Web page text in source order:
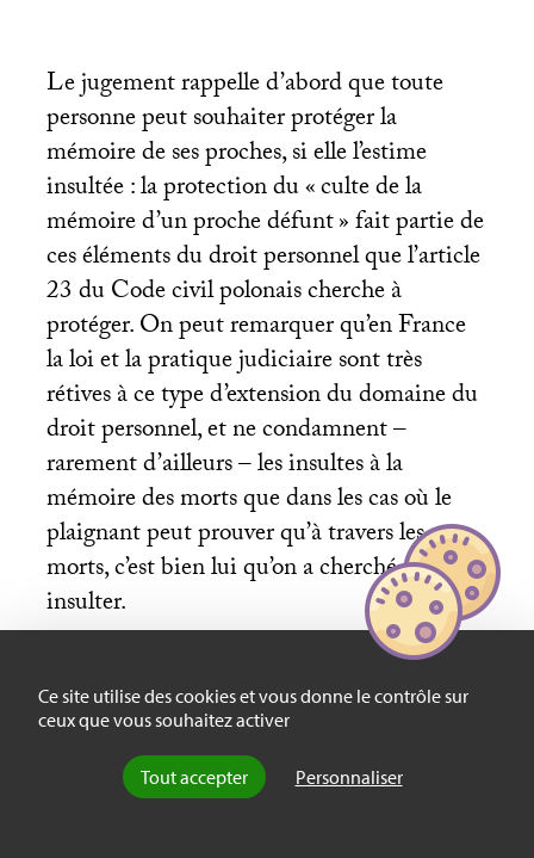
Ce site utilise des cookies et vous donne le contrôle sur
ceux que vous souhaitez activer
Tout accepter Personnaliser
Le jugement rappelle d’abord que toute
personne peut souhaiter protéger la
mémoire de ses proches, si elle l’estime
insultée : la protection du «culte de la
mémoire d’un proche défunt» fait partie de
ces éléments du droit personnel que l’article
23 du Code civil polonais cherche à
protéger. On peut remarquer qu’en France
la loi et la pratique judiciaire sont très
rétives à ce type d’extension du domaine du
droit personnel, et ne condamnent –
rarement d’ailleurs – les insultes à la
mémoire des morts que dans les cas où le
plaignant peut prouver qu’à travers les
morts, c’est bien lui qu’on a cherché à
insulter.
Filomena a donc été insultée dans la
mémoire de son ancêtre et c’est pour cette
raison, et uniquement pour cette raison, que